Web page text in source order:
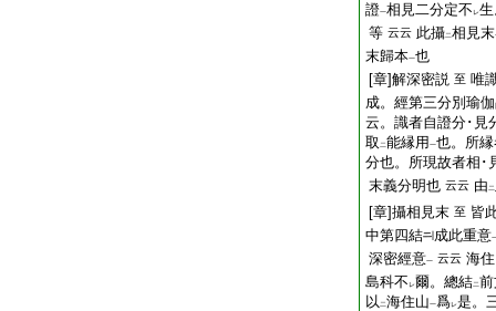
證一相見二分定不 レ
等 云云 此攝二相見末
末歸本一也
[章]解深密説 至 唯
成。經第三分別瑜
云。識者自證分･見
取 二能縁用 一也。所
分也。所現故者相･
末義分明也 云云 由 二
[章]攝相見末 至 皆
中第四結
成此重意
深密經意一 云云 海
島科不 レ爾。總結二
以 二海住山一爲レ是。